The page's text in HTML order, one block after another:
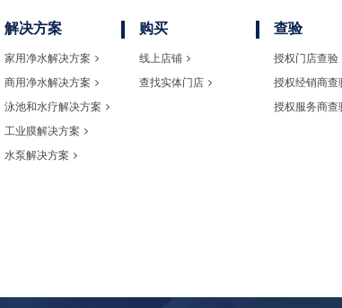
解决方案
家用净水解决方案
商用净水解决方案
泳池和水疗解决方案
工业膜解决方案
水泵解决方案
购买
线上店铺
查找实体门店
查验
授权门店查验
授权经销商查
授权服务商查